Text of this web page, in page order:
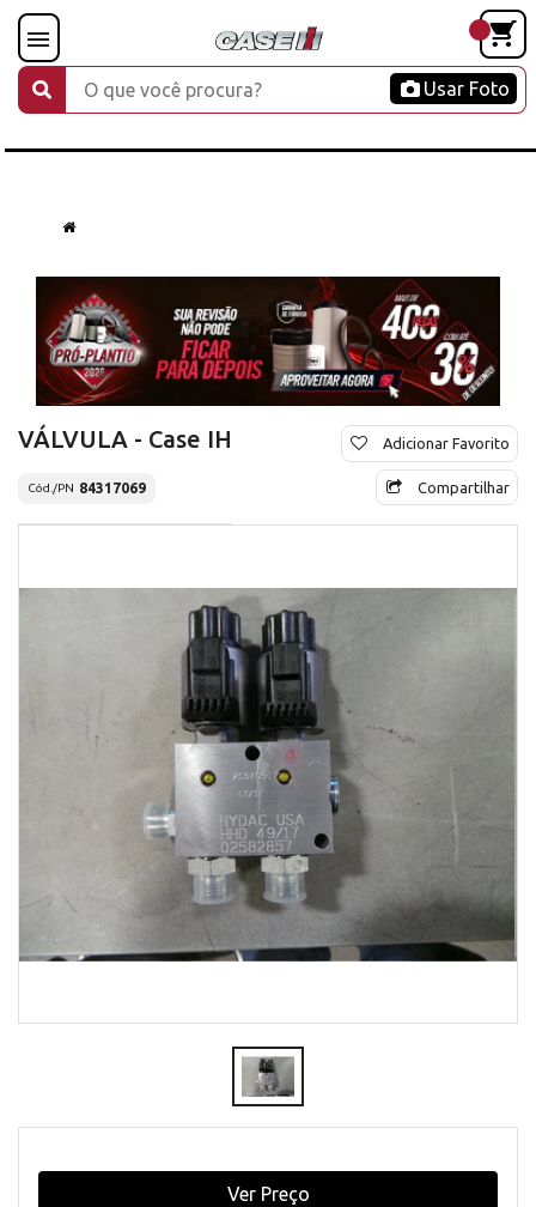
Usar Foto
VÁLVULA - Case IH
Cód./PN 84317069
Adicionar Favorito
Compartilhar
Ver Preço